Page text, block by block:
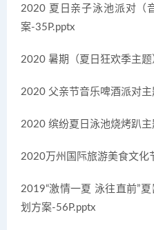
2020 夏日亲子泳池派对（
案-35P.pptx
2020 暑期（夏日狂欢季主
2020 父亲节音乐啤酒派对
2020 缤纷夏日泳池烧烤趴
2020万州国际旅游美食文化
2019“激情一夏 泳往直前”
划方案-56P.pptx